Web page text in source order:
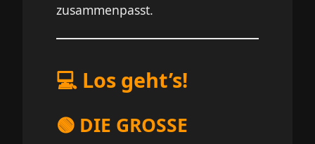
zusammenpasst.
💻 Los geht’s!
🟢 DIE GROSSE